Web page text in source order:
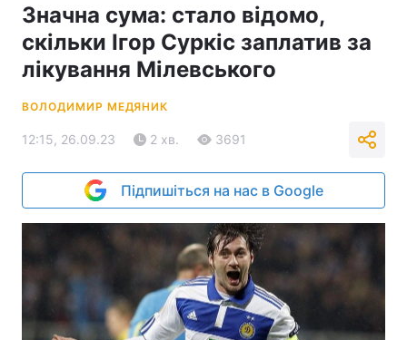
Значна сума: стало відомо,
скільки Ігор Суркіс заплатив за
лікування Мілевського
ВОЛОДИМИР МЕДЯНИК
12:15, 26.09.23 2 хв. 3691
Підпишіться на нас в Google